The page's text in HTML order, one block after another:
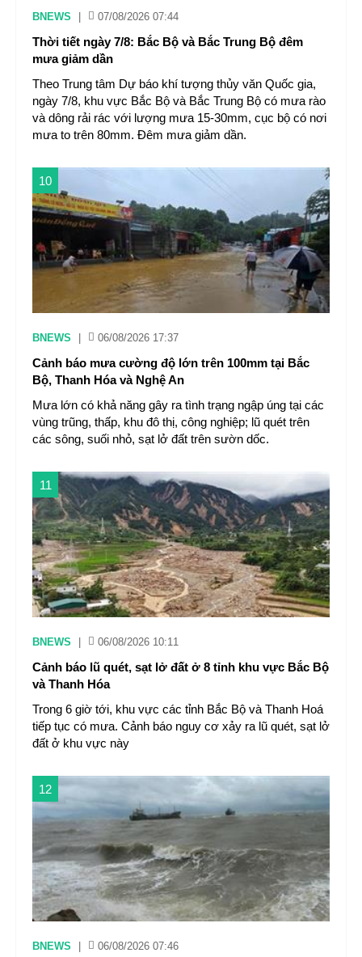
BNEWS 07/08/2026 07:44
Thời tiết ngày 7/8: Bắc Bộ và Bắc Trung Bộ đêm
mưa giảm dần
Theo Trung tâm Dự báo khí tượng thủy văn Quốc gia,
ngày 7/8, khu vực Bắc Bộ và Bắc Trung Bộ có mưa rào
và dông rải rác với lượng mưa 15-30mm, cục bộ có nơi
mưa to trên 80mm. Đêm mưa giảm dần.
10
BNEWS 06/08/2026 17:37
Cảnh báo mưa cường độ lớn trên 100mm tại Bắc
Bộ, Thanh Hóa và Nghệ An
Mưa lớn có khả năng gây ra tình trạng ngập úng tại các
vùng trũng, thấp, khu đô thị, công nghiệp; lũ quét trên
các sông, suối nhỏ, sạt lở đất trên sườn dốc.
11
BNEWS 06/08/2026 10:11
Cảnh báo lũ quét, sạt lở đất ở 8 tỉnh khu vực Bắc Bộ
và Thanh Hóa
Trong 6 giờ tới, khu vực các tỉnh Bắc Bộ và Thanh Hoá
tiếp tục có mưa. Cảnh báo nguy cơ xảy ra lũ quét, sạt lở
đất ở khu vực này
12
BNEWS 06/08/2026 07:46